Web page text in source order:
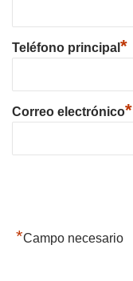
Teléfono principal *
Correo electrónico*
*Campo necesario